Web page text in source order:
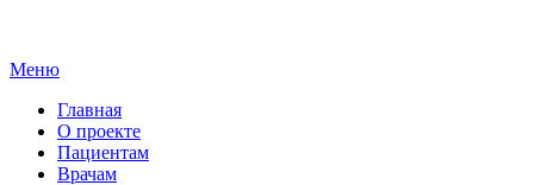
Меню
Главная
О проекте
Пациентам
Врачам